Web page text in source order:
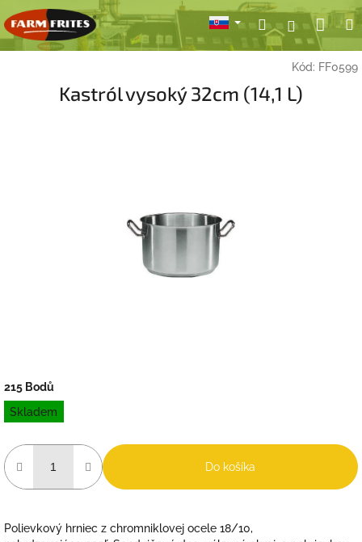
na
obsah
Hľadať
Kód: FF0599
Kastról vysoký 32cm (14,1 L)
215 Bodů
Jednotková
cena:
Skladem
Do košíka
Polievkový hrniec z chromniklovej ocele 18/10,